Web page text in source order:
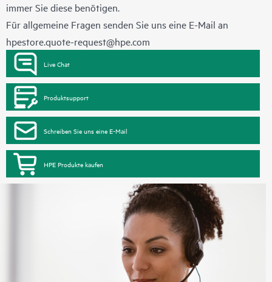
immer Sie diese benötigen.
Für allgemeine Fragen senden Sie uns eine E-Mail an
hpestore.quote-request@hpe.com
Live Chat
Produktsupport
Schreiben Sie uns eine E-Mail
HPE Produkte kaufen